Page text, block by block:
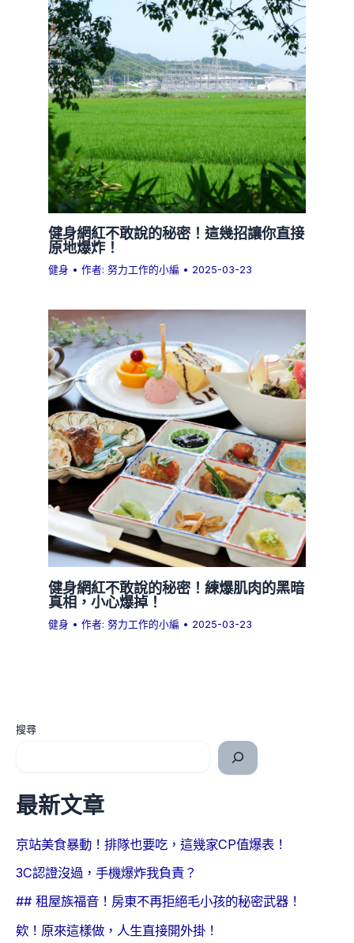
健身網紅不敢說的秘密！這幾招讓你直接
原地爆炸！
健身 • 作者:努力工作的小編 • 2025-03-23
健身網紅不敢說的秘密！練爆肌肉的黑暗
真相，小心爆掉！
健身 • 作者:努力工作的小編 • 2025-03-23
搜尋
最新文章
京站美食暴動！排隊也要吃，這幾家CP值爆表！
3C認證沒過，手機爆炸我負責？
## 租屋族福音！房東不再拒絕毛小孩的秘密武器！
欸！原來這樣做，人生直接開外掛！